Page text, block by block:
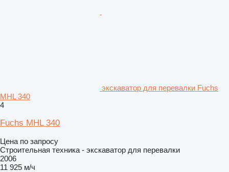
экскаватор для перевалки Fuchs
MHL 340
4
Fuchs MHL 340
Цена по запросу
Строительная техника - экскаватор для перевалки
2006
11 925 м/ч